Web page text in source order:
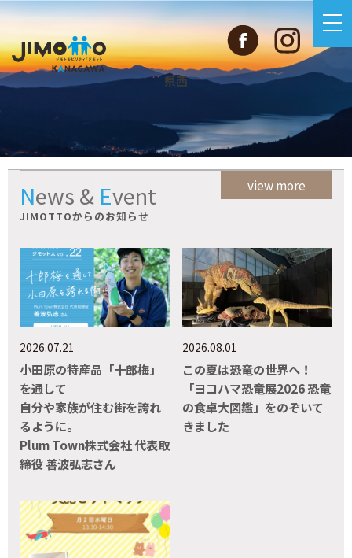
県西
News & Event
JIMOTTOからのお知らせ
2026.07.21
小田原の特産品「十郎梅」
を通して
自分や家族が住む街を誇れ
るように。
Plum Town株式会社 代表取
締役 善波弘志さん
2026.08.01
この夏は恐竜の世界へ！
「ヨコハマ恐竜展2026 恐竜
の食卓大図鑑」をのぞいて
きました
view more